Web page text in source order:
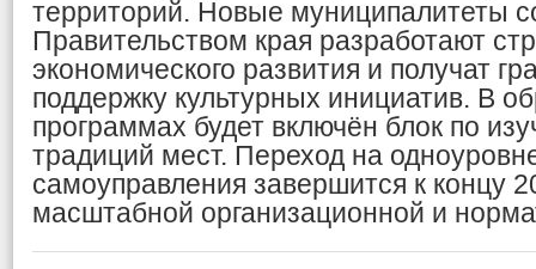
территорий. Новые муниципалитеты
Правительством края разработают
экономического развития и получат
поддержку культурных инициатив. В
программах будет включён блок по
традиций мест. Переход на
самоуправления завершится к концу
масштабной организационной и